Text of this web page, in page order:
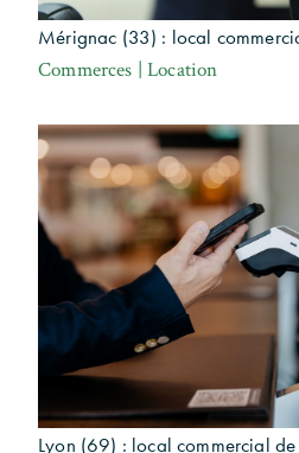
Mérignac (33) : local
Commerces | Location
Lyon (69) : local commercial